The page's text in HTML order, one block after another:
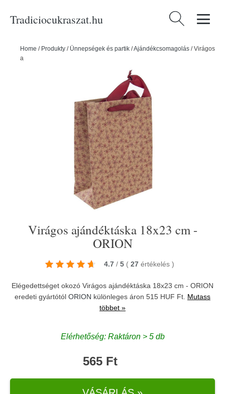
Tradiciocukraszat.hu Keresés:
Home / Produkty / Ünnepségek és partik /Ajándékcsomagolás /Virágos
ajándéktáska 18x23 cm - ORION
Virágos ajándéktáska 18x23 cm -
ORION
4.7 / 5 ( 27 értékelés )
Elégedettséget okozó Virágos ajándéktáska 18x23 cm - ORION
eredeti gyártótól ORION különleges áron 515 HUF Ft. Mutass
többet »
Elérhetőség: Raktáron > 5 db
565 Ft